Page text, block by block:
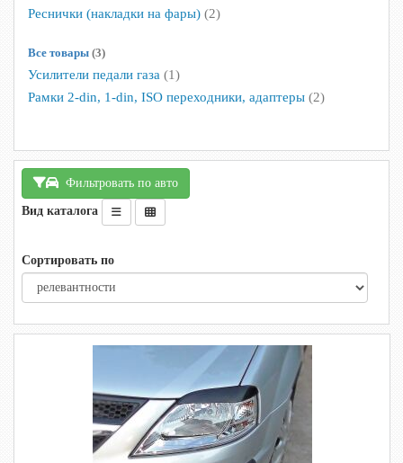
Реснички (накладки на фары) (2)
Все товары (3)
Усилители педали газа (1)
Рамки 2-din, 1-din, ISO переходники, адаптеры (2)
Фильтровать по авто
Вид каталога
Сортировать по